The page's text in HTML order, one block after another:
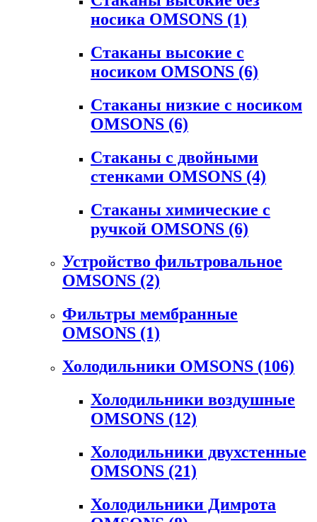
носика OMSONS (1)
Стаканы высокие с
носиком OMSONS (6)
Стаканы низкие с носиком
OMSONS (6)
Стаканы с двойными
стенками OMSONS (4)
Стаканы химические с
ручкой OMSONS (6)
Устройство фильтровальное
OMSONS (2)
Фильтры мембранные
OMSONS (1)
Холодильники OMSONS (106)
Холодильники воздушные
OMSONS (12)
Холодильники двухстенные
OMSONS (21)
Холодильники Димрота